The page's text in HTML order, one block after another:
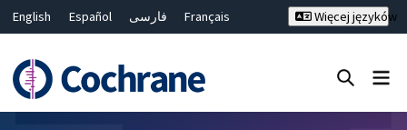
English Español فارسی
Français
Bahasa Malaysia
ไทย
繁體中文
简体中文
Więcej języków